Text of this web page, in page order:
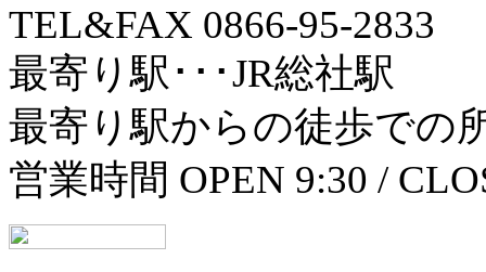
TEL&FAX 0866-95-2833
最寄り駅･･･JR総社駅
最寄り駅からの徒歩での
営業時間 OPEN 9:30 /